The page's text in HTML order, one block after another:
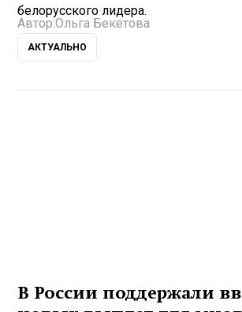
белорусского лидера.
Автор:Ольга Бекетова
АКТУАЛЬНО
В России поддержали